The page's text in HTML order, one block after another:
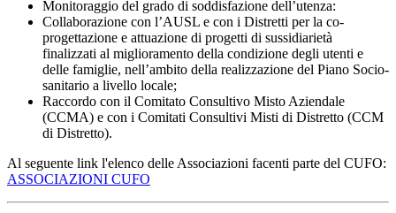
Monitoraggio del grado di soddisfazione dell’utenza:
Collaborazione con l’AUSL e con i Distretti per la co-
progettazione e attuazione di progetti di sussidiarietà
finalizzati al miglioramento della condizione degli utenti e
delle famiglie, nell’ambito della realizzazione del Piano Socio-
sanitario a livello locale;
Raccordo con il Comitato Consultivo Misto Aziendale
(CCMA) e con i Comitati Consultivi Misti di Distretto (CCM
di Distretto).
Al seguente link l'elenco delle Associazioni facenti parte del CUFO:
ASSOCIAZIONI CUFO